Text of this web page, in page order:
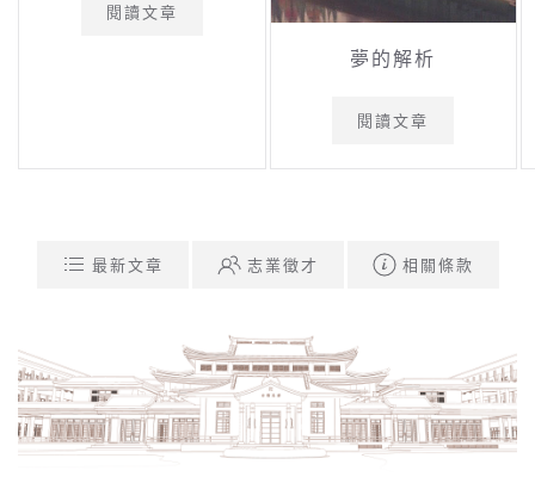
閱讀文章
夢的解析
閱讀文章
最新文章 志業徵才 相關條款